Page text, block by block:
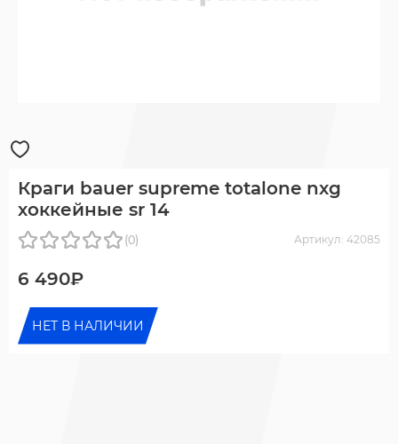
Краги bauer supreme totalone nxg
хоккейные sr 14
(0) Артикул: 42085
6 490₽
НЕТ В НАЛИЧИИ